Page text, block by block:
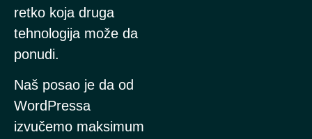
retko koja druga
tehnologija može da
ponudi.
Naš posao je da od
WordPressa
izvučemo maksimum